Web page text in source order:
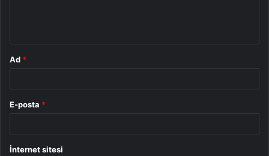
Ad *
E-posta *
İnternet sitesi